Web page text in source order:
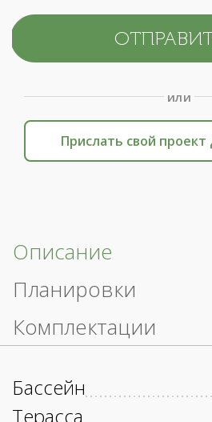
или
Прислать свой проект
Описание
Планировки
Комплектации
Бассейн
Терасса